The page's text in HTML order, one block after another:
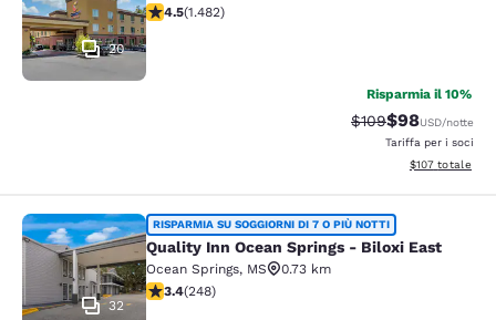
20
Valutazione di 4.45 stelle. Ottimo. 1482 recensioni
4.5(1.482)
Risparmia il 10%
Tariffa di
$109Tariffa
$98USD/notte
Tariffa per i soci
Visualizza i
$107 totale
Quality Inn Ocean Springs - Biloxi
32
RISPARMIA SU SOGGIORNI DI 7 O PIÙ NOTTI
Quality Inn Ocean Springs - Biloxi East
Ocean Springs, MS
0.73 km
Valutazione di 3.41 stelle. Buono. 248 recensioni
3.4(248)